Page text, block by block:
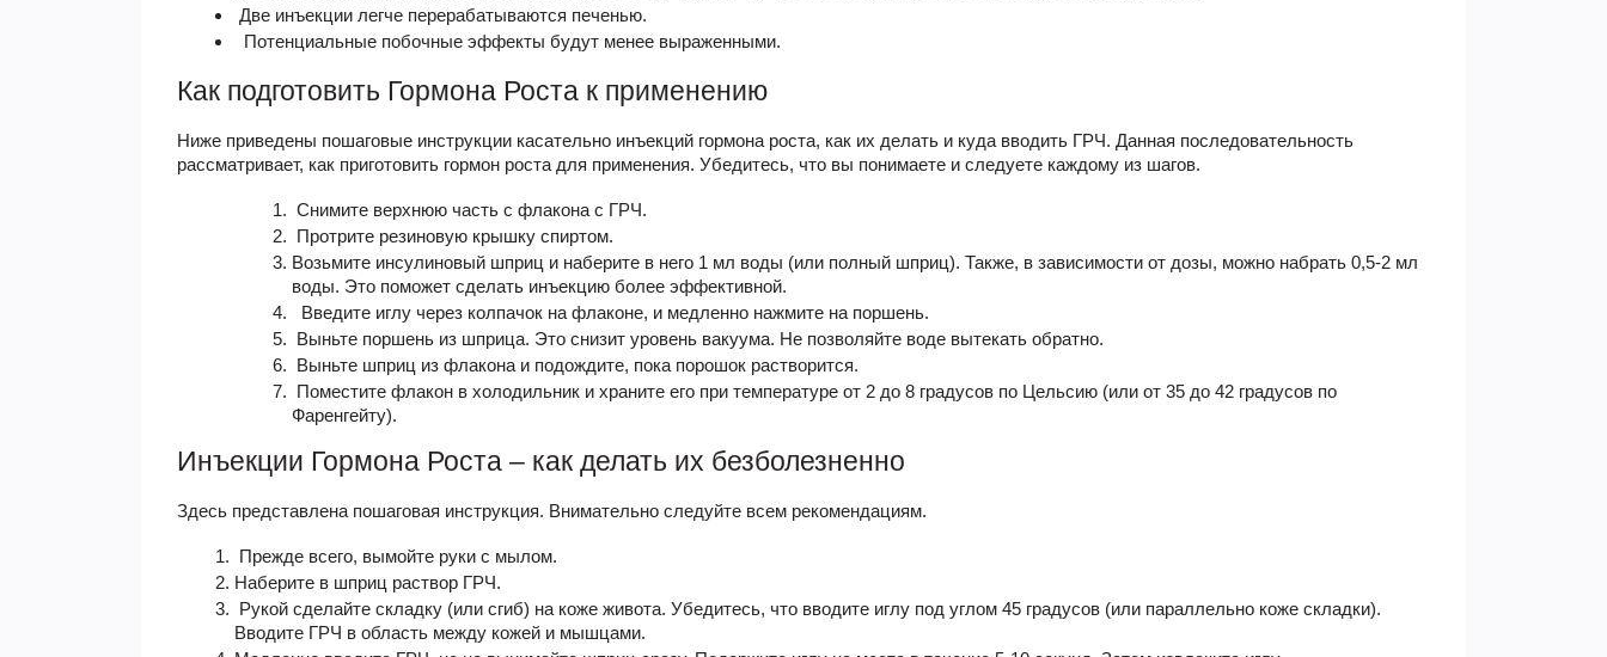
Две инъекции легче перерабатываются печенью.
Потенциальные побочные эффекты будут менее выраженными.
Как подготовить Гормона Роста к применению
Ниже приведены пошаговые инструкции касательно инъекций гормона роста, как их делать и куда вводить ГРЧ. Данная последовательность
рассматривает, как приготовить гормон роста для применения. Убедитесь, что вы понимаете и следуете каждому из шагов.
Снимите верхнюю часть с флакона с ГРЧ.
Протрите резиновую крышку спиртом.
Возьмите инсулиновый шприц и наберите в него 1 мл воды (или полный шприц). Также, в зависимости от дозы, можно набрать 0,5-2 мл
воды. Это поможет сделать инъекцию более эффективной.
Введите иглу через колпачок на флаконе, и медленно нажмите на поршень.
Выньте поршень из шприца. Это снизит уровень вакуума. Не позволяйте воде вытекать обратно.
Выньте шприц из флакона и подождите, пока порошок растворится.
Поместите флакон в холодильник и храните его при температуре от 2 до 8 градусов по Цельсию (или от 35 до 42 градусов по
Фаренгейту).
Инъекции Гормона Роста – как делать их безболезненно
Здесь представлена пошаговая инструкция. Внимательно следуйте всем рекомендациям.
Прежде всего, вымойте руки с мылом.
Наберите в шприц раствор ГРЧ.
Рукой сделайте складку (или сгиб) на коже живота. Убедитесь, что вводите иглу под углом 45 градусов (или параллельно коже складки).
Вводите ГРЧ в область между кожей и мышцами.